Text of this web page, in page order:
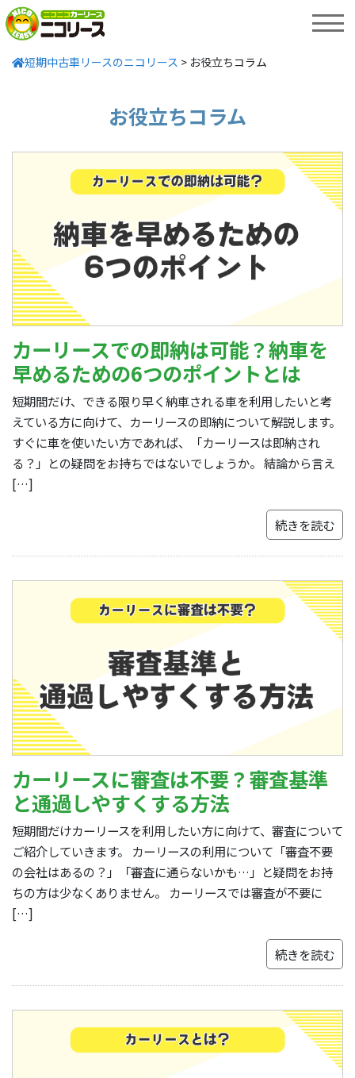
短期中古車リースのニコリース > お役立ちコラム
お役立ちコラム
カーリースでの即納は可能？納車を
早めるための6つのポイントとは
短期間だけ、できる限り早く納車される車を利用したいと考
えている方に向けて、カーリースの即納について解説します。
すぐに車を使いたい方であれば、「カーリースは即納され
る？」との疑問をお持ちではないでしょうか。 結論から言え
[…]
続きを読む
カーリースに審査は不要？審査基準
と通過しやすくする方法
短期間だけカーリースを利用したい方に向けて、審査について
ご紹介していきます。 カーリースの利用について「審査不要
の会社はあるの？」「審査に通らないかも…」と疑問をお持
ちの方は少なくありません。 カーリースでは審査が不要に
[…]
続きを読む